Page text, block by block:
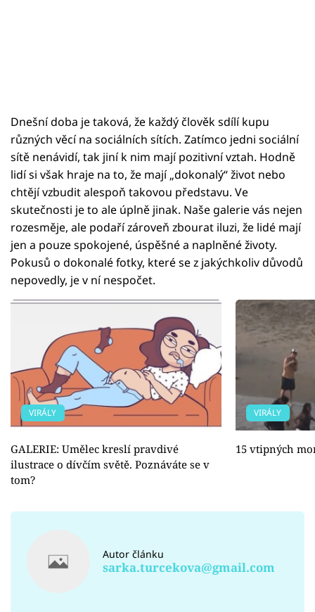
Dnešní doba je taková, že každý člověk sdílí kupu
různých věcí na sociálních sítích. Zatímco jedni sociální
sítě nenávidí, tak jiní k nim mají pozitivní vztah. Hodně
lidí si však hraje na to, že mají „dokonalý“ život nebo
chtějí vzbudit alespoň takovou představu. Ve
skutečnosti je to ale úplně jinak. Naše galerie vás nejen
rozesměje, ale podaří zároveň zbourat iluzi, že lidé mají
jen a pouze spokojené, úspěšné a naplněné životy.
Pokusů o dokonalé fotky, které se z jakýchkoliv důvodů
nepovedly, je v ní nespočet.
VIRÁLY
GALERIE: Umělec kreslí pravdivé
ilustrace o dívčím světě. Poznáváte se v
tom?
VIRÁLY
15 vtipných
Autor článku
sarka.turcekova@gmail.com